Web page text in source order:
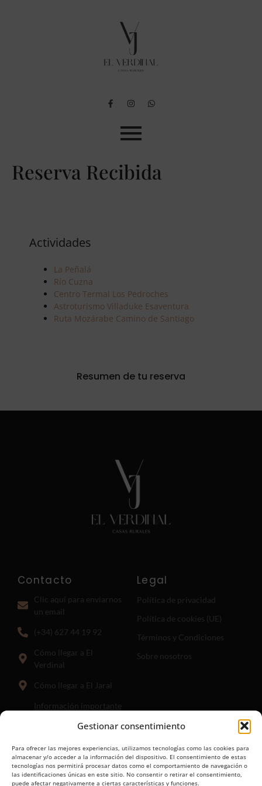
Gestionar consentimiento
Para ofrecer las mejores experiencias, utilizamos tecnologías como las cookies para
almacenar y/o acceder a la información del dispositivo. El consentimiento de estas
tecnologías nos permitirá procesar datos como el comportamiento de navegación o
las identificaciones únicas en este sitio. No consentir o retirar el consentimiento,
puede afectar negativamente a ciertas características y funciones.
Reserva Recibida
Actividades
La Peñalá
Río Cuzna
Centro Termal Los Pedroches
Astroturismo Villaduke Esaventura
Ruta Mozárabe Camino de Santiago
Resumen de tu reserva
Contacto
Clic aquí para enviarnos
un email
(+34) 627 44 19 92
Cómo llegar a El
Verdinal
Cómo llegar a El Jaral
Información importante
punto hasta el que guía el
comienza el camino de
menos de 1km.
Legal
Política de privacidad
Política de cookies (UE)
Términos y Condiciones
Sobre nosotros